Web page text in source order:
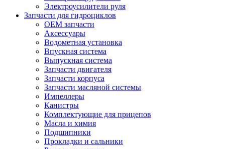
Электроусилители руля
Запчасти для гидроциклов
OEM запчасти
Аксессуары
Водометная установка
Впускная система
Выпускная система
Запчасти двигателя
Запчасти корпуса
Запчасти масляной системы
Импеллеры
Канистры
Комплектующие для прицепов
Масла и химия
Подшипники
Прокладки и сальники